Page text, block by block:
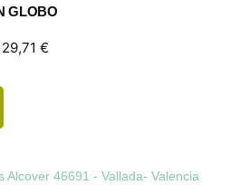
GLOBO
29,71 €
Alcover 46691 - Vallada- Valencia